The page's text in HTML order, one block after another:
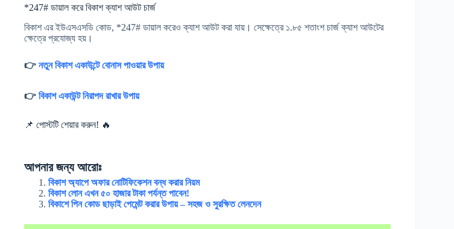
*247# ডায়াল করে বিকাশ ক্যাশ আউট চার্জ
বিকাশ এর ইউএসএসডি কোড, *247# ডায়াল করেও ক্যাশ আউট করা যায়। সেক্ষেত্রে ১.৮৫ শতাংশ চার্জ ক্যাশ আউটের
ক্ষেত্রে প্রযোজ্য হয়।
👉 নতুন বিকাশ একাউন্টে বোনাস পাওয়ার উপায়
👉 বিকাশ একাউন্ট নিরাপদ রাখার উপায়
📌 পোস্টটি শেয়ার করুন! 🔥
আপনার জন্য আরোঃ
বিকাশ অ্যাপে অফার নোটিফিকেশন বন্ধ করার নিয়ম
বিকাশ লোন এখন ৫০ হাজার টাকা পর্যন্ত পাবেন!
বিকাশে পিন কোড ছাড়াই পেমেন্ট করার উপায় – সহজ ও সুরক্ষিত লেনদেন